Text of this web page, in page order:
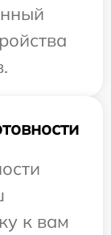
к вам